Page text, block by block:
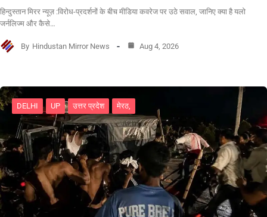
हिन्दुस्तान मिरर न्यूज़ :विरोध-प्रदर्शनों के बीच मीडिया कवरेज पर उठे सवाल, जानिए क्या है यलो
जर्नलिज्म और कैसे…
By Hindustan Mirror News Aug 4, 2026
DELHI UP उत्तर प्रदेश मेरठ,